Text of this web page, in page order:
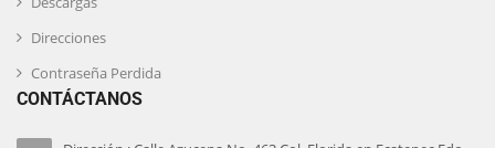
Direcciones
Contraseña Perdida
CONTÁCTANOS